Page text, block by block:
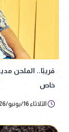
قريبًا.. الملحن
خاص
الثلاثاء 16/يونيو/2026 - 03:47 م